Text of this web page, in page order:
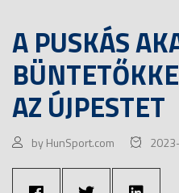
A PUSKÁS
AZ ÚJPESTET
by HunSport.com